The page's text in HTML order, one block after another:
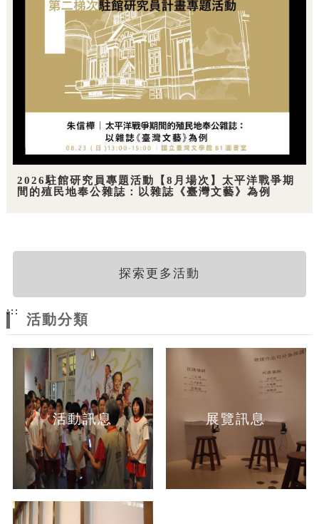
2026駐館研究員專題活動【8月場次】太平洋戰爭期
間的殖民地奉公雜誌：以雜誌《臺灣文藝》為例
探索更多活動
:::
活動分類
活動訊息 展覽訊息